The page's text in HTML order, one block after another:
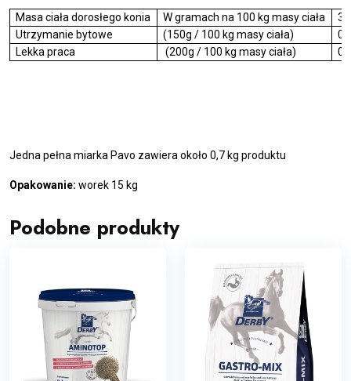
Masa ciała dorosłego konia W gramach na 100 kg masy ciała
Utrzymanie bytowe
(150g / 100 kg masy ciała)
Lekka praca
(200g / 100 kg masy ciała)
Jedna pełna miarka Pavo zawiera około 0,7 kg produktu
Opakowanie: worek 15 kg
Podobne produkty